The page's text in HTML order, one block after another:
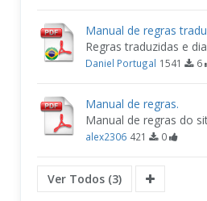
Manual de regras
Regras traduzidas e
Daniel Portugal 1541 6
Manual de regras.
Manual de regras do
alex2306 421 0
Ver Todos (3)